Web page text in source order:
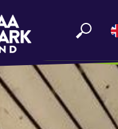
MAIN
EXPERIENCE